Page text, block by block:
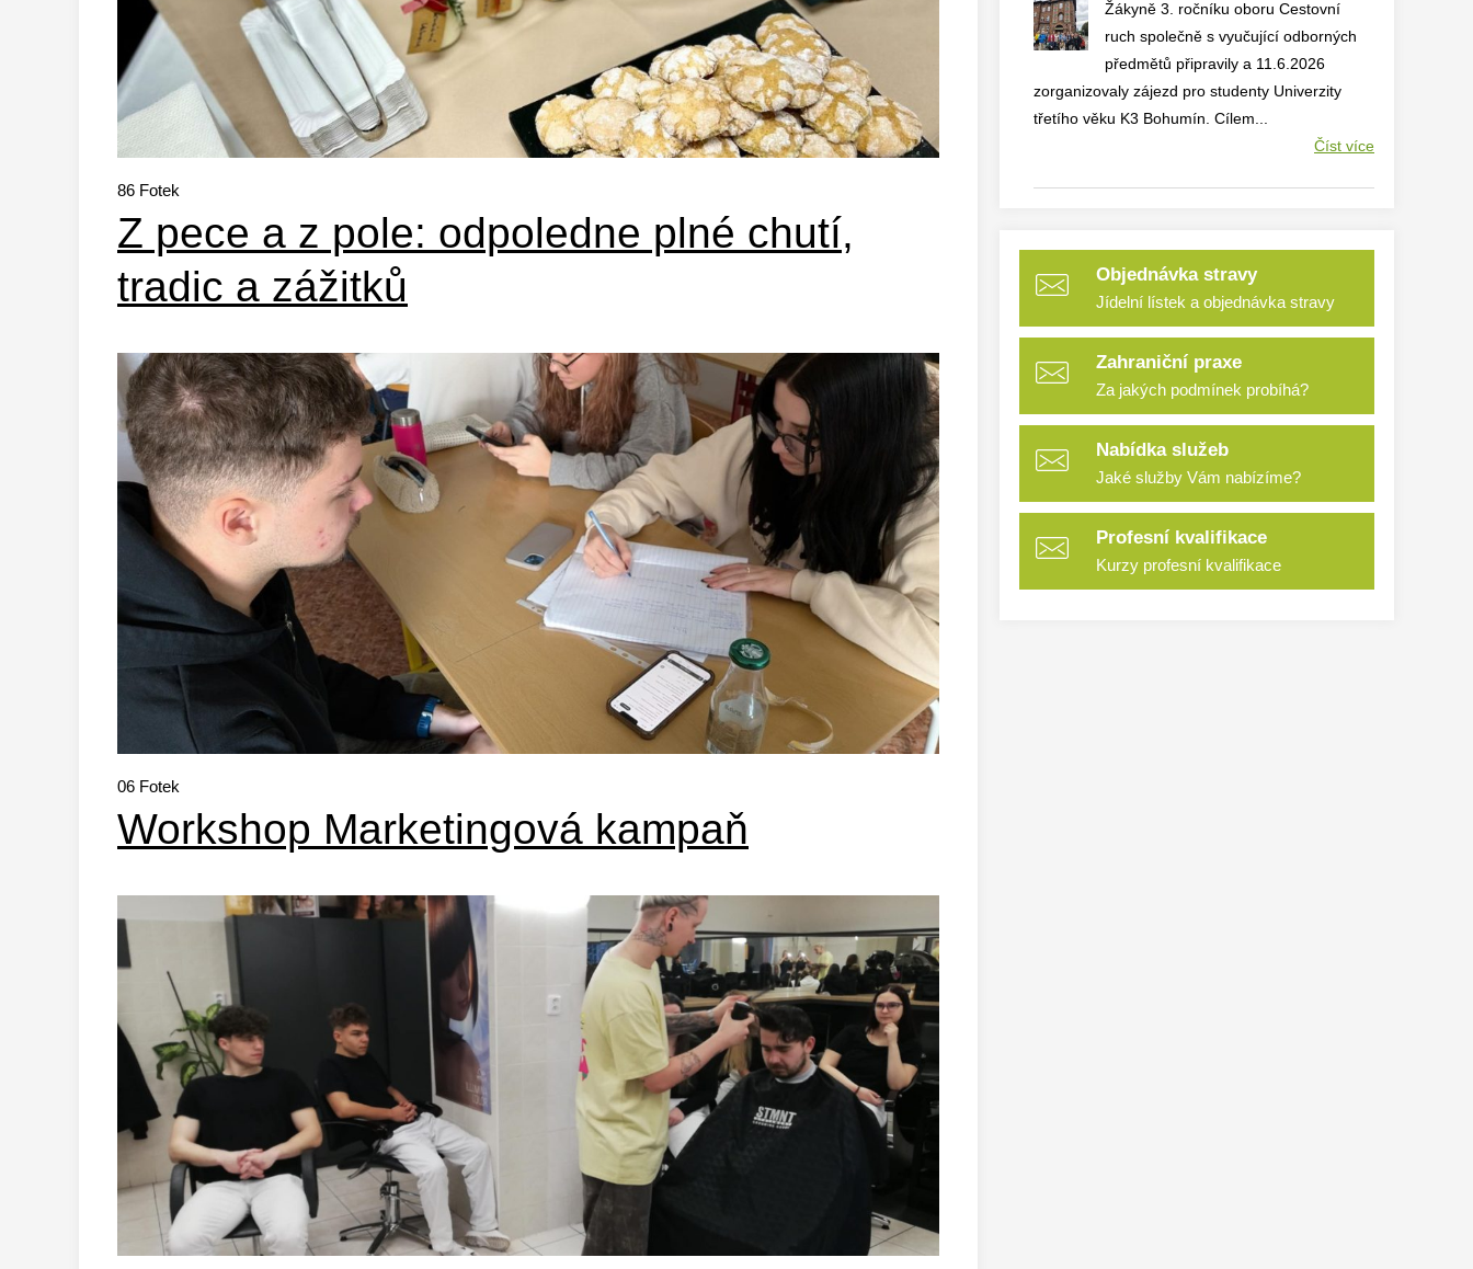
86 Fotek
Z pece a z pole: odpoledne plné chutí,
tradic a zážitků
06 Fotek
Workshop Marketingová kampaň
Žákyně 3. ročníku oboru Cestovní
ruch společně s vyučující odborných
předmětů připravily a 11.6.2026
zorganizovaly zájezd pro studenty Univerzity
třetího věku K3 Bohumín. Cílem...
Číst více
Objednávka stravy
Jídelní lístek a objednávka stravy
Zahraniční praxe
Za jakých podmínek probíhá?
Nabídka služeb
Jaké služby Vám nabízíme?
Profesní kvalifikace
Kurzy profesní kvalifikace